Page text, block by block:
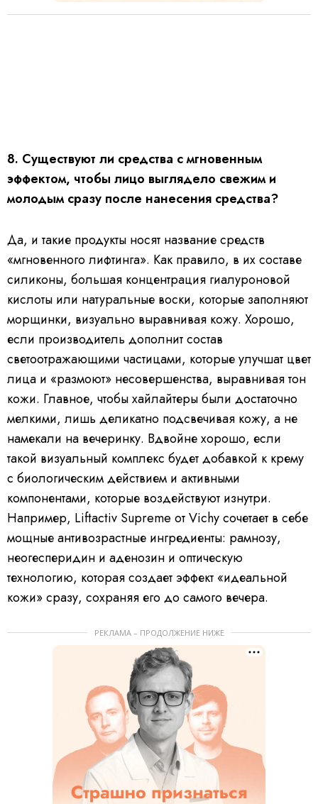
8. Существуют ли средства с мгновенным
эффектом, чтобы лицо выглядело свежим и
молодым сразу после нанесения средства?
Да, и такие продукты носят название средств
«мгновенного лифтинга». Как правило, в их составе
силиконы, большая концентрация гиалуроновой
кислоты или натуральные воски, которые заполняют
морщинки, визуально выравнивая кожу. Хорошо,
если производитель дополнит состав
светоотражающими частицами, которые улучшат цвет
лица и «размоют» несовершенства, выравнивая тон
кожи. Главное, чтобы хайлайтеры были достаточно
мелкими, лишь деликатно подсвечивая кожу, а не
намекали на вечеринку. Вдвойне хорошо, если
такой визуальный комплекс будет добавкой к крему
с биологическим действием и активными
компонентами, которые воздействуют изнутри.
Например, Liftactiv Supreme от Vichy сочетает в себе
мощные антивозрастные ингредиенты: рамнозу,
неогесперидин и аденозин и оптическую
технологию, которая создает эффект «идеальной
кожи» сразу, сохраняя его до самого вечера.
РЕКЛАМА – ПРОДОЛЖЕНИЕ НИЖЕ